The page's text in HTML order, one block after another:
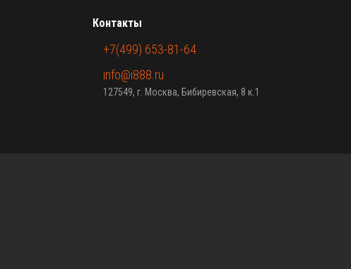
Контакты
+7(499) 653-81-64
info@i888.ru
127549, г. Москва, Бибиревская, 8 к.1